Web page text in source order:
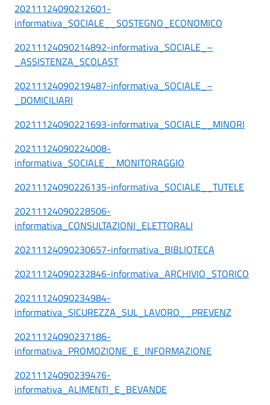
20211124090212601-
informativa_SOCIALE__SOSTEGNO_ECONOMICO
20211124090214892-informativa_SOCIALE_–
_ASSISTENZA_SCOLAST
20211124090219487-informativa_SOCIALE_–
_DOMICILIARI
20211124090221693-informativa_SOCIALE__MINORI
20211124090224008-
informativa_SOCIALE__MONITORAGGIO
20211124090226135-informativa_SOCIALE__TUTELE
20211124090228506-
informativa_CONSULTAZIONI_ELETTORALI
20211124090230657-informativa_BIBLIOTECA
20211124090232846-informativa_ARCHIVIO_STORICO
20211124090234984-
informativa_SICUREZZA_SUL_LAVORO__PREVENZ
20211124090237186-
informativa_PROMOZIONE_E_INFORMAZIONE
20211124090239476-
informativa_ALIMENTI_E_BEVANDE